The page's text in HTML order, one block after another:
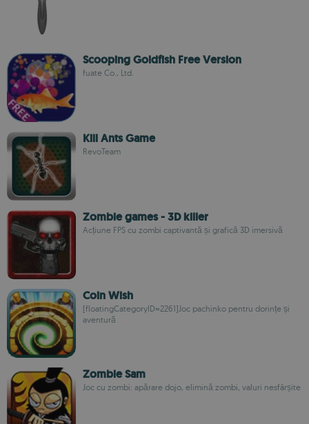
Scooping Goldfish Free Version
fuate Co., Ltd.
Kill Ants Game
RevoTeam
Zombie games - 3D killer
Acțiune FPS cu zombi captivantă și grafică 3D imersivă
Coin Wish
[floatingCategoryID=2261]Joc pachinko pentru dorințe și
aventură
Zombie Sam
Joc cu zombi: apărare dojo, elimină zombi, valuri nesfârșite